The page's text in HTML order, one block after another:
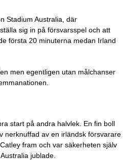
Stadium Australia, där
sig in på försvarsspel och att
första 20 minuterna medan Irland
men egentligen utan målchanser
start på andra halvlek. En fin boll
nerknuffad av en irländsk försvarare
fram och var säkerheten själv
jublade.